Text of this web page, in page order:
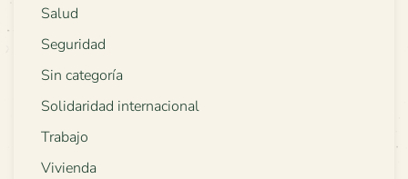
Salud
Seguridad
Sin categoría
Solidaridad internacional
Trabajo
Vivienda